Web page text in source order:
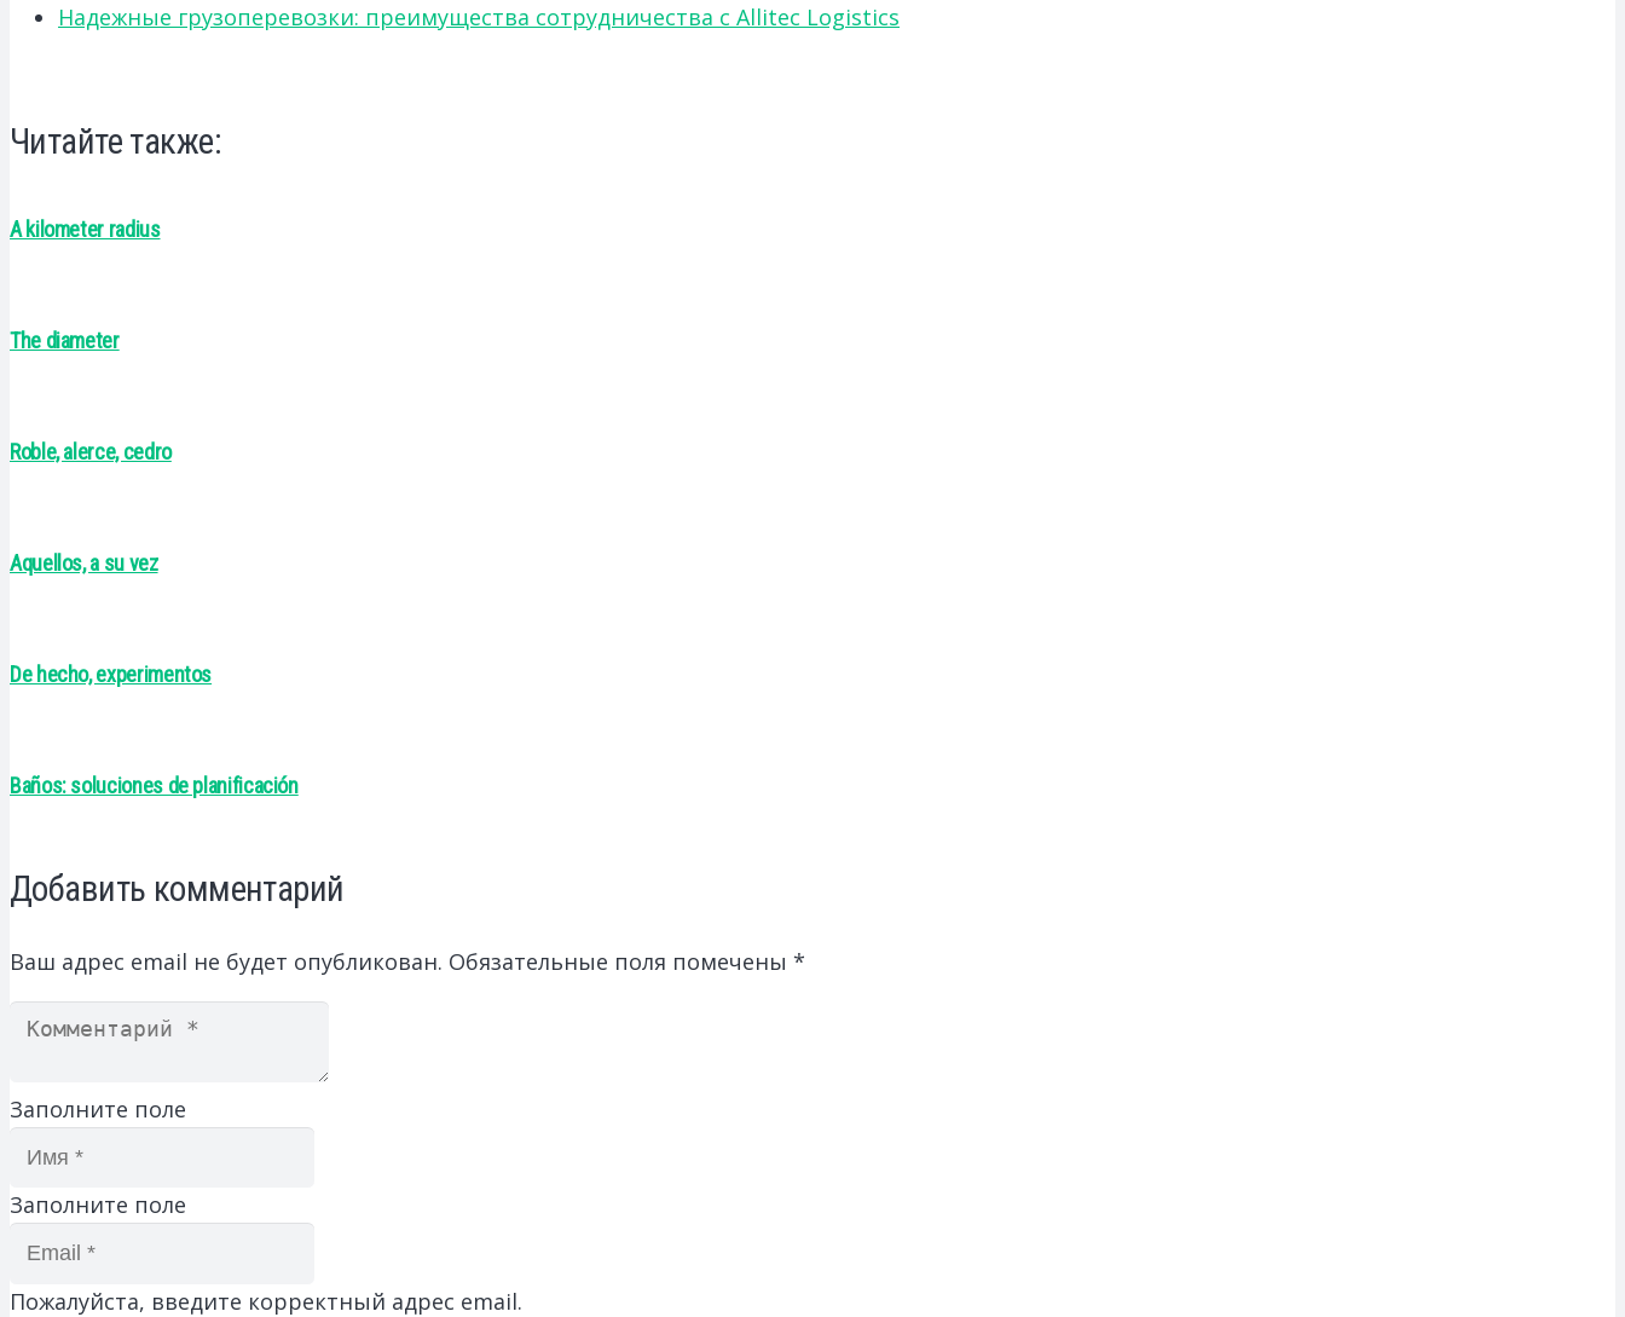
Надежные грузоперевозки: преимущества сотрудничества с Allitec Logistics
Читайте также:
A kilometer radius
The diameter
Roble, alerce, cedro
Aquellos, a su vez
De hecho, experimentos
Baños: soluciones de planificación
Добавить комментарий
Ваш адрес email не будет опубликован. Обязательные поля помечены *
Заполните поле
Заполните поле
Пожалуйста, введите корректный адрес email.